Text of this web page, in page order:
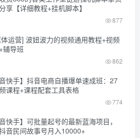
享【详细教程+挂机脚本】
877
运营] 波妞波力的视频通用教程+视频
辅导班
862
音快手】抖音电商自播爆单速成班：27
课程+课程配套工具表格
774
音快手】可批量起号的最新蓝海项目，
音民间故事号月入10000+